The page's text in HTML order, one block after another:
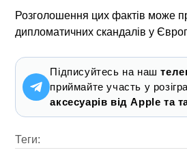
Розголошення цих фактів може
дипломатичних скандалів у
Підписуйтесь на наш
приймайте участь у
аксесуарів від Apple та
Теги: